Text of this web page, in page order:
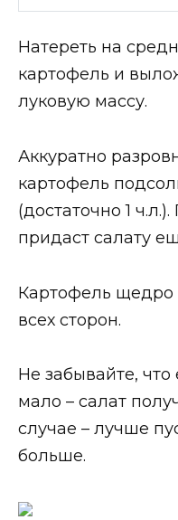
Натереть на
картофель и
луковую массу.
Аккуратно
картофель
(достаточно 1
придаст салату
Картофель щедро
всех сторон.
Не забывайте,
мало – салат
случае – лучше
больше.